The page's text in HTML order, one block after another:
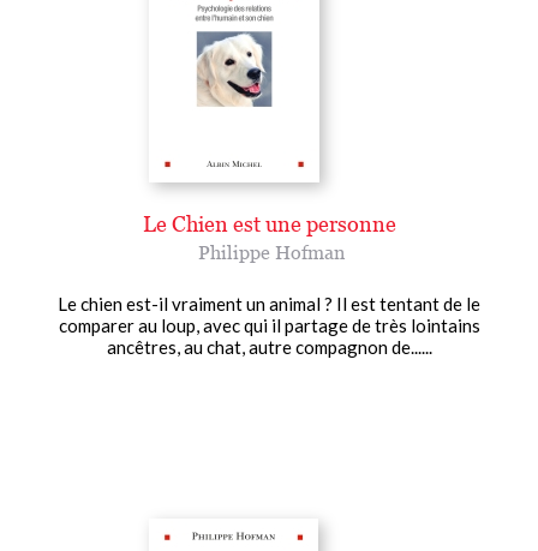
Le Chien est une personne
Philippe Hofman
Le chien est-il vraiment un animal ? Il est tentant de le
comparer au loup, avec qui il partage de très lointains
ancêtres, au chat, autre compagnon de......